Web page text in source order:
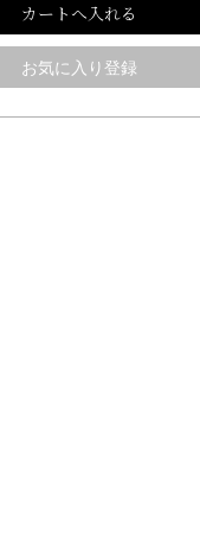
カートへ入れる